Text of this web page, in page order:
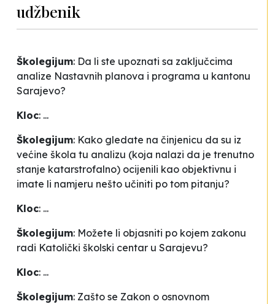
udžbenik
Školegijum: Da li ste upoznati sa zaključcima
analize Nastavnih planova i programa u kantonu
Sarajevo?
Kloc: ...
Školegijum: Kako gledate na činjenicu da su iz
većine škola tu analizu (koja nalazi da je trenutno
stanje katarstrofalno) ocijenili kao objektivnu i
imate li namjeru nešto učiniti po tom pitanju?
Kloc: ...
Školegijum: Možete li objasniti po kojem zakonu
radi Katolički školski centar u Sarajevu?
Kloc: ...
Školegijum: Zašto se Zakon o osnovnom